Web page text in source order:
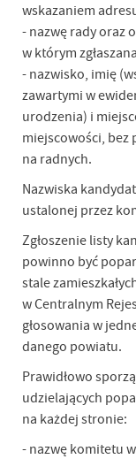
wskazaniem
- nazwę rady oraz
w którym
- nazwisko, imię
zawartymi w
urodzenia) i
miejscowości, bez
na radnych.
Nazwiska
ustalonej przez
Zgłoszenie listy
powinno być
stale
w Centralnym
głosowania w
danego powiatu.
Prawidłowo
udzielających
na każdej stronie:
- nazwę komitetu